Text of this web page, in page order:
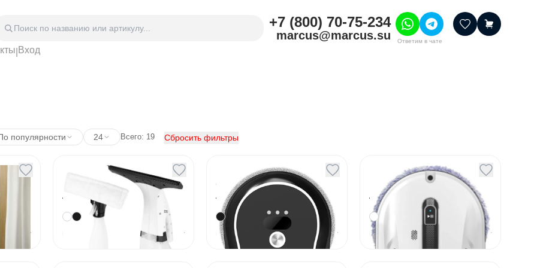
Отдых
+7 (800) 70-75-234
marcus@marcus.su Ответим в чате
Вход
популярности 24 Всего: 19 Сбросить фильтры
Мойщик окон Kitfort
КТ-5163
Артикул
По запросу
Мойщик окон Xbot
С31
Артикул 43327
Под заказ По запросу
Мойщик окон Hobot
R3 Ultrasonic
Артикул
Под заказ По запросу